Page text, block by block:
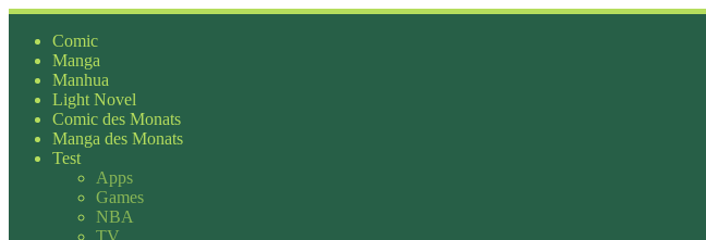
Zum
Inhalt
springen
Comic
Manga
Manhua
Light Novel
Comic des Monats
Manga des Monats
Test
Apps
Games
NBA
TV